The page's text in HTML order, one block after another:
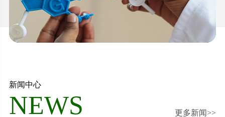
新闻中心
NEWS 更多新闻>>